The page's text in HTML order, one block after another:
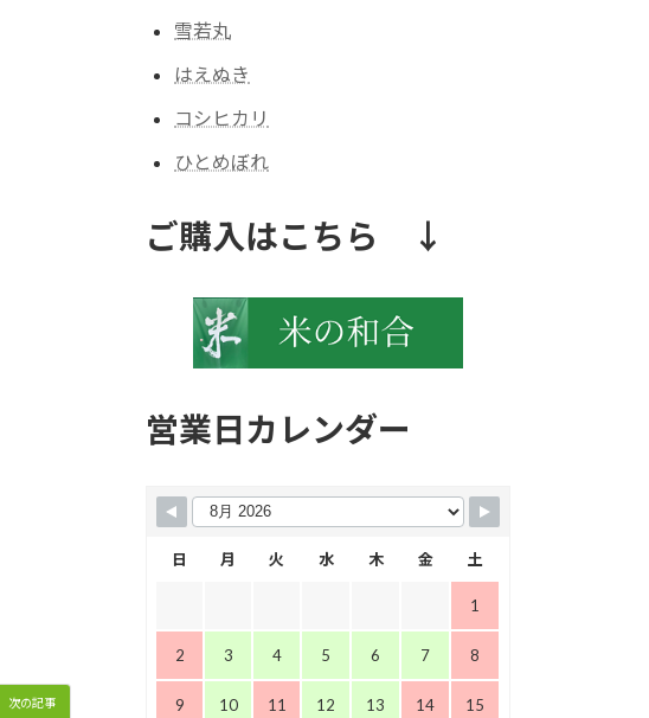
次の記事
雪若丸
はえぬき
コシヒカリ
ひとめぼれ
ご購入はこちら ↓
営業日カレンダー
日 月 火 水 木 金 土
1
2 3 4 5 6 7 8
9 10 11 12 13 14 15